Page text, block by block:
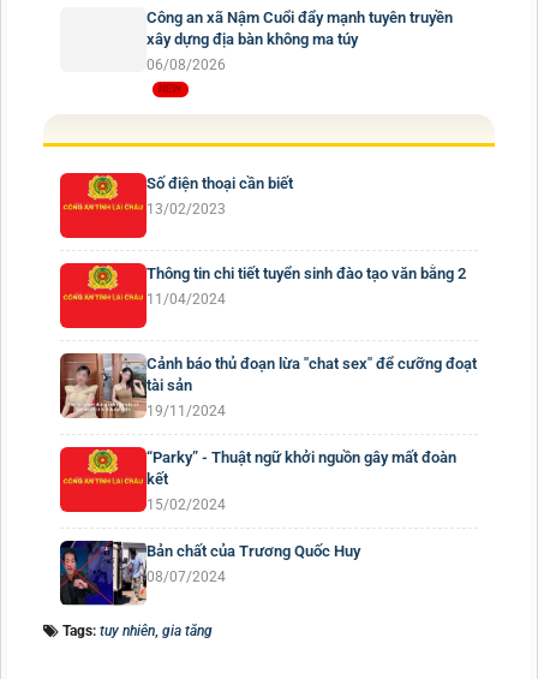
Công an xã Nậm Cuổi đẩy mạnh tuyên truyền
xây dựng địa bàn không ma túy
06/08/2026
Số điện thoại cần biết
13/02/2023
Thông tin chi tiết tuyển sinh đào tạo văn bằng 2
11/04/2024
Cảnh báo thủ đoạn lừa "chat sex" để cưỡng đoạt
tài sản
19/11/2024
“Parky” - Thuật ngữ khởi nguồn gây mất đoàn
kết
15/02/2024
Bản chất của Trương Quốc Huy
08/07/2024
Tags: tuy nhiên, gia tăng